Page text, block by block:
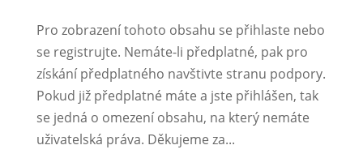
Pro zobrazení tohoto obsahu se přihlaste nebo
se registrujte. Nemáte-li předplatné, pak pro
získání předplatného navštivte stranu podpory.
Pokud již předplatné máte a jste přihlášen, tak
se jedná o omezení obsahu, na který nemáte
uživatelská práva. Děkujeme za...